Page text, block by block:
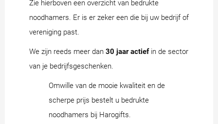
Zie hierboven een overzicht van bedrukte
noodhamers. Er is er zeker een die bij uw bedrijf of
vereniging past.
We zijn reeds meer dan 30 jaar actiefin de sector
van je bedrijfsgeschenken.
Omwille van de mooie kwaliteit en de
scherpe prijs bestelt u bedrukte
noodhamers bij Harogifts.